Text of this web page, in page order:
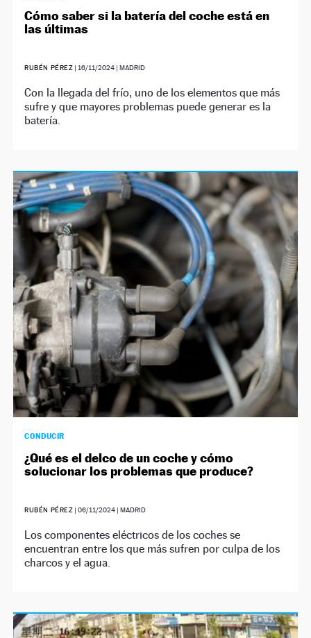
Cómo saber si la batería del coche está en
las últimas
RUBÉN PÉREZ |16/11/2024 | MADRID
Con la llegada del frío, uno de los elementos que más
sufre y que mayores problemas puede generar es la
batería.
CONDUCIR
¿Qué es el delco de un coche y cómo
solucionar los problemas que produce?
RUBÉN PÉREZ |06/11/2024 | MADRID
Los componentes eléctricos de los coches se
encuentran entre los que más sufren por culpa de los
charcos y el agua.